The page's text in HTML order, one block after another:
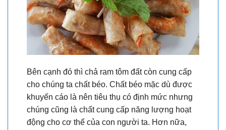
Bên cạnh đó thì chả ram tôm đất còn cung cấp
cho chúng ta chất béo. Chất béo mặc dù được
khuyến cáo là nên tiêu thụ có định mức nhưng
chúng cũng là chất cung cấp năng lượng hoạt
động cho cơ thể của con người ta. Hơn nữa,